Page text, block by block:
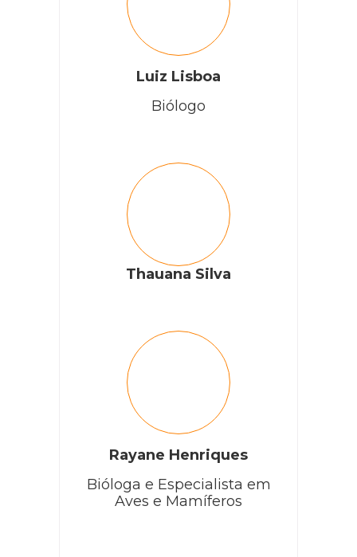
Luiz Lisboa
Biólogo
Thauana Silva
Rayane Henriques
Bióloga e Especialista em
Aves e Mamíferos